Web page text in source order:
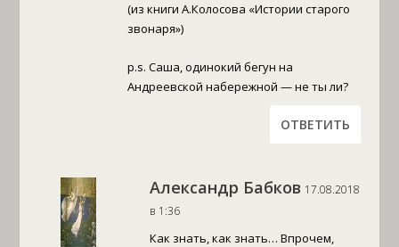
(из книги А.Колосова «Истории старого
звонаря»)
p.s. Саша, одинокий бегун на
Андреевской набережной — не ты ли?
ОТВЕТИТЬ
Александр Бабков 17.08.2018
в 1:36
Как знать, как знать… Впрочем,